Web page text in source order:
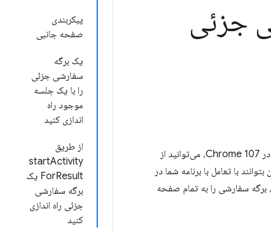
پیکربندی
صفحه جانبی
یک برگه
سفارشی جزئی
را با یک جلسه
موجود راه
اندازی کنید
از طریق
startActivity
ForResult یک
برگه سفارشی
جزئی راه اندازی
کنید
جزئی
به طور پیش فرض، Custom Tabs به عنوان یک فعالیت تمام پنجره راه اندازی می شود. با شروع در Chrome 107، می‌توانید از
با تعامل با برنامه شما در
برگه سفارشی را به تمام صفحه